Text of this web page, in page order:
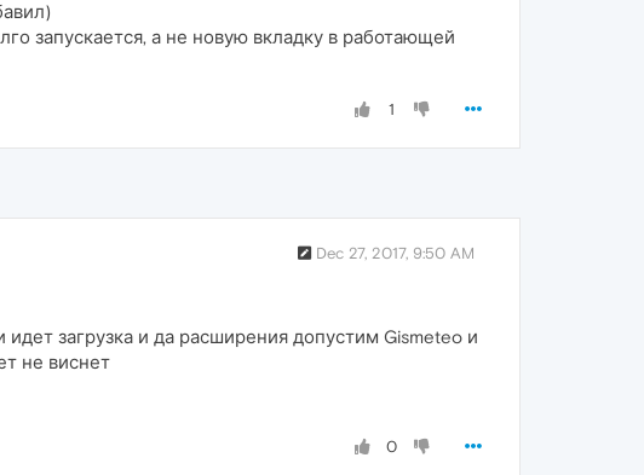
запускается, а не новую вкладку в работающей
1
Dec 27, 2017, 9:50 AM
загрузка и да расширения допустим Gismeteo и
не виснет
0